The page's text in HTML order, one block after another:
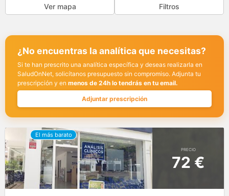
Ver mapa Filtros
¿No encuentras la analítica que necesitas?
Si te han prescrito una analítica específica y deseas realizarla en
SaludOnNet, solicítanos presupuesto sin compromiso. Adjunta tu
prescripción y en menos de 24h lo tendrás en tu email.
Adjuntar prescripción
PRECIO
72 €